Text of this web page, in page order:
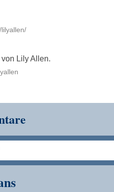
Lily Allen.